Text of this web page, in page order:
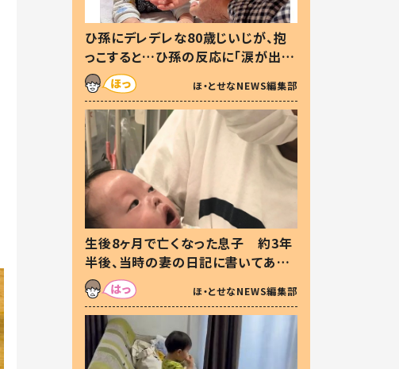
ひ孫にデレデレな80歳じいじが、抱
っこすると…ひ孫の反応に「涙が出ま
した」「可愛くて仕方ない」
ほ・とせなNEWS編集部
生後8ヶ月で亡くなった息子 約3年
半後、当時の妻の日記に書いてあっ
た本音とは
ほ・とせなNEWS編集部